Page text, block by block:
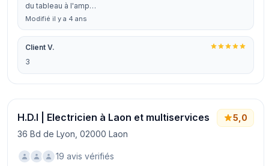
du tableau à l'amp…
Modifié il y a 4 ans
Client V.
3
H.D.I | Electricien à Laon et multiservices
36 Bd de Lyon, 02000 Laon
5,0
19 avis vérifiés